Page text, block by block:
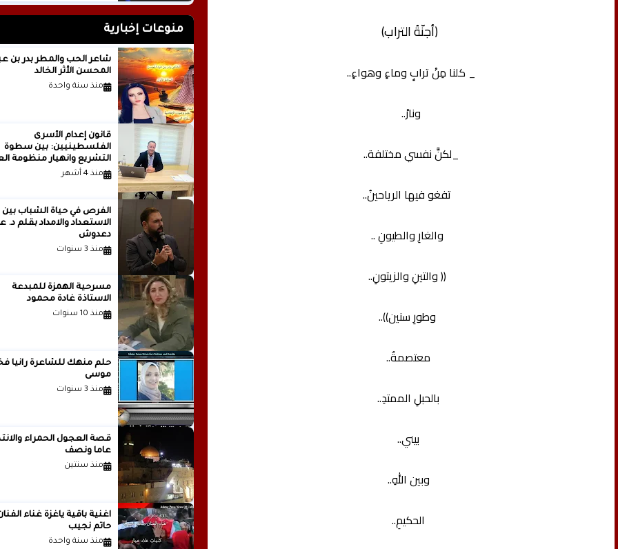
(أجنّةُ التراب)
_ كلنا مِنْ ترابٍ وماءٍ وهواءٍ..
ونارْ..
_لكنَّ نفسي مختلفة..
تفغو فيها الرياحينُ..
والغارِ والطيونِ ..
(( والتينِ والزيتونِ..
وطورِ سنين))..
معتصمةٌ..
بالحبلِ الممتدِ..
بيني..
وبين اللهِ..
الحكيمِ..
منوعات إخبارية
شاعر الحب والمطر بدر
المحسن الأثر الخالد
منذ سنة واحدة
قانون إعدام الأسرى
الفلسطينيين: بين سطوة
التشريع وانهيار منظومة
الدولية...بقلم الدكتور وسيم
منذ 4 أشهر
الفرص في حياة الشباب بين
الاستعداد والامداد
دعدوش
منذ 3 سنوات
مسرحية الهمزة للمبدعة
الاستاذة غادة محمود
منذ 10 سنوات
حلم منهك للشاعرة
موسى
منذ 3 سنوات
قصة العجول الحمراء
عاما ونصف
منذ سنتين
اغنية باقية ياغزة غناء
حاتم نجيب
منذ سنة واحدة